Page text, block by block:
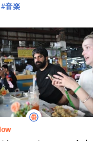
#音楽